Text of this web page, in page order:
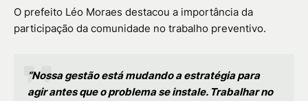
O prefeito Léo Moraes destacou a importância da
participação da comunidade no trabalho preventivo.
“Nossa gestão está mudando a estratégia para
agir antes que o problema se instale. Trabalhar no